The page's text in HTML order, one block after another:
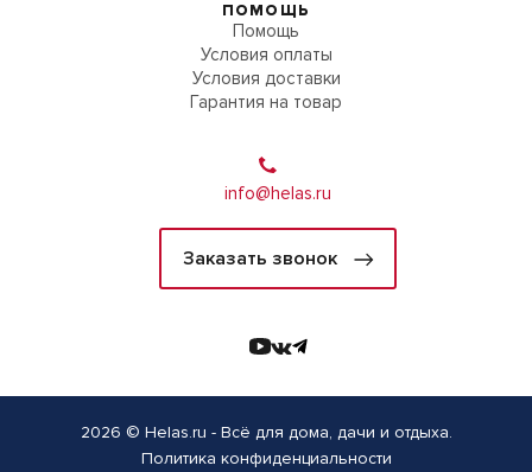
ПОМОЩЬ
Помощь
Условия оплаты
Условия доставки
Гарантия на товар
info@helas.ru
Заказать звонок
2026 © Helas.ru - Всё для дома, дачи и отдыха.
Политика конфиденциальности